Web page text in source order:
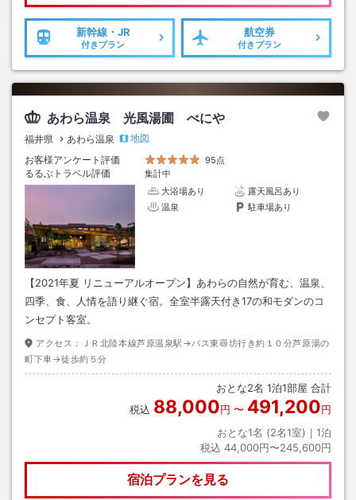
新幹線・JR
付きプラン
航空券
付きプラン
あわら温泉 光風湯圃 べにや
福井県 あわら温泉
地図
お客様アンケート評価
95点
るるぶトラベル評価
集計中
大浴場あり
露天風呂あり
温泉
駐車場あり
【2021年夏 リニューアルオープン】あわらの自然が育む、温泉、
四季、食、人情を語り継ぐ宿。全室半露天付き17の和モダンのコ
ンセプト客室。
アクセス：
ＪＲ北陸本線芦原温泉駅→バス東尋坊行き約１０分芦原湯の
町下車→徒歩約５分
おとな2名 1泊1部屋 合計
税込 88,000円 〜 491,200円
おとな1名 (2名1室)｜ 1泊
税込 44,000円〜245,600円
宿泊プランを見る